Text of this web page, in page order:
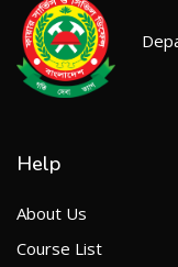
Help
About Us
Course List